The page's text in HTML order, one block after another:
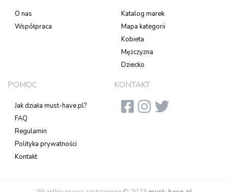
O nas
Współpraca
Katalog marek
Mapa kategorii
Kobieta
Mężczyzna
Dziecko
POMOC
Jak działa must-have.pl?
FAQ
Regulamin
Polityka prywatności
Kontakt
KONTAKT